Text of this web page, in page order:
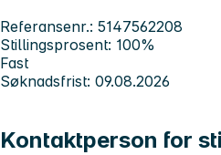
Referansenr.: 5147562208
Stillingsprosent: 100%
Fast
Søknadsfrist: 09.08.2026
Kontaktperson for